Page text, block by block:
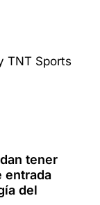
TNT Sports
tener
entrada
del